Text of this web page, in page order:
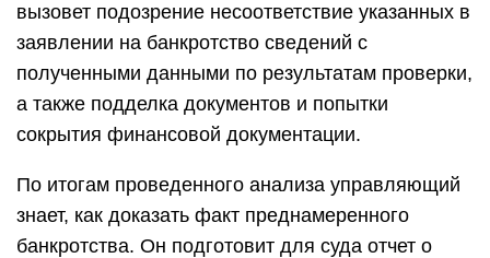
вызовет подозрение несоответствие указанных в
заявлении на банкротство сведений с
полученными данными по результатам проверки,
а также подделка документов и попытки
сокрытия финансовой документации.
По итогам проведенного анализа управляющий
знает, как доказать факт преднамеренного
банкротства. Он подготовит для суда отчет о